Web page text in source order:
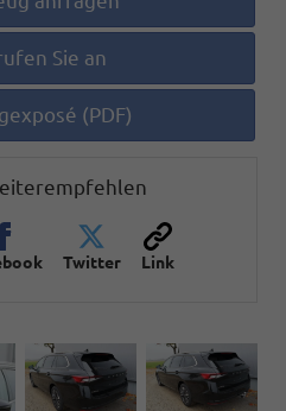
Sie an
(PDF)
Twitter Link